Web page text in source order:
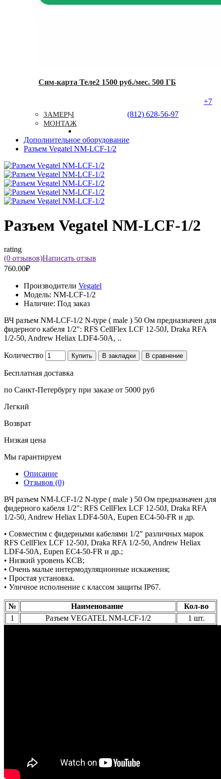
Сим-карта Теле2 1500 руб./мес. 500 ГБ
ЗАМЕРЫ
МОНТАЖ
+7
(812) 628-56-97
Дополнительное оборудование
Разъем Vegatel NM-LCF-1/2
Разъем Vegatel NM-LCF-1/2
rating
(0 отзывов)Написать отзыв
760.00₽
Производители Vegatel
Модель: NM-LCF-1/2
Наличие: Под заказ
ВЧ разъем NM-LCF-1/2 N-type ( male ) 50 Ом предназначен для
фидерного кабеля 1/2": RFS CellFlex LCF 12-50J, Draka RFA
1/2-50, Andrew Heliax LDF4-50A, ..
Количество Купить В закладки В сравнение
Бесплатная доставка
по Санкт-Петербургу при заказе от 5000 руб
Легкий
Возврат
Низкая цена
Мы гарантируем
Описание
Отзывов (0)
ВЧ разъем NM-LCF-1/2 N-type ( male ) 50 Ом предназначен для
фидерного кабеля 1/2": RFS CellFlex LCF 12-50J, Draka RFA
1/2-50, Andrew Heliax LDF4-50A, Eupen EC4-50-FR и др.
• Совместим с фидерными кабелями 1/2" различных марок
RFS CellFlex LCF 12-50J, Draka RFA 1/2-50, Andrew Heliax
LDF4-50A, Eupen EC4-50-FR и др.;
• Низкий уровень КСВ;
• Очень малые интермодуляционные искажения;
• Простая установка.
• Уличное исполнение с классом защиты IP67.
№ Наименование
Кол-во
1
Разъем VEGATEL NM-LCF-1/2 1 шт.